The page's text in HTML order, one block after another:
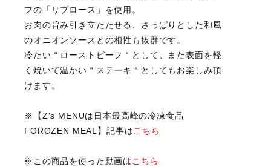
フの「リブロース」を使用。
お肉の旨み引き立たたせる、さっぱりとした和風
のオニオンソースとの相性も抜群です。
冷たい＂ローストビーフ＂として、また表面を軽
く焼いて温かい＂ステーキ＂としてもお楽しみ頂
けます。
※【Z's MENUは日本最高峰の冷凍食品
FOROZEN MEAL】記事はこちら
※この商品を使った動画は こちら